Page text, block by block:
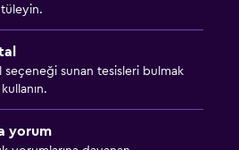
seçeneği sunan tesisleri bulmak
yorum